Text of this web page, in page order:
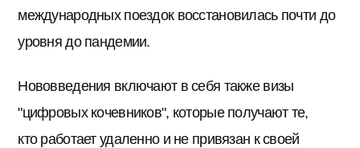
международных поездок восстановилась почти до
уровня до пандемии.
Нововведения включают в себя также визы
"цифровых кочевников", которые получают те,
кто работает удаленно и не привязан к своей